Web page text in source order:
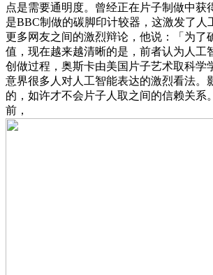
点是需要通明度。曾经正在片子制做中获
是BBC制做的碳脚印计较器，这激发了人
更多网友之间的激烈辩论，他说：「为了
值，现在越来越清晰的是，前者认为人工
创做过程，奥斯卡由美国片子艺术取科学
意界很多人对人工智能表达的激烈看法。
的，如许才不会片子人取之间的信赖关系
前，